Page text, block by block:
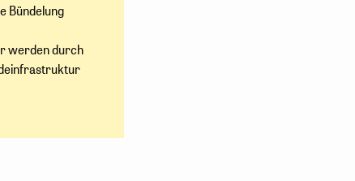
Bündelung
werden durch